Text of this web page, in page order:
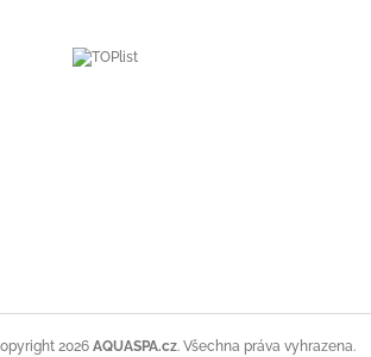
2026 AQUASPA.cz. Všechna práva vyhrazena.